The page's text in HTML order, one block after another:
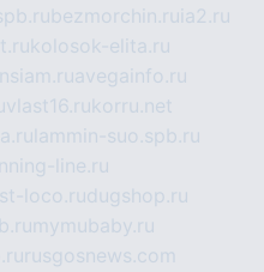
bezmorchin.ru ia2.ru
kolosok-elita.ru
insiam.ruavegainfo.ru
vlast16.rukorru.net
lammin-suo.spb.ru
line.ru
loco.rudugshop.ru
mymubaby.ru
rusgosnews.com